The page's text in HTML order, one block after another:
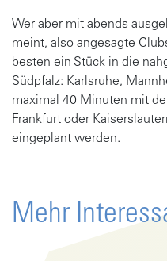
Wer aber mit abends
meint, also angesagte
besten ein Stück in die
Südpfalz: Karlsruhe,
maximal 40 Minuten mit
Frankfurt oder
eingeplant werden.
Mehr